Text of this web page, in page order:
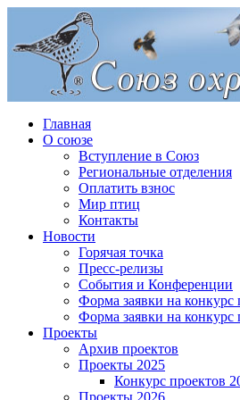
Главная
О союзе
Вступление в Союз
Региональные отделения
Оплатить взнос
Мир птиц
Контакты
Новости
Горячая точка
Пресс-релизы
События и Конференции
Форма заявки на конкурс
Форма заявки на
Проекты
Архив проектов
Проекты 2025
Конкурс проектов
Проекты 2026